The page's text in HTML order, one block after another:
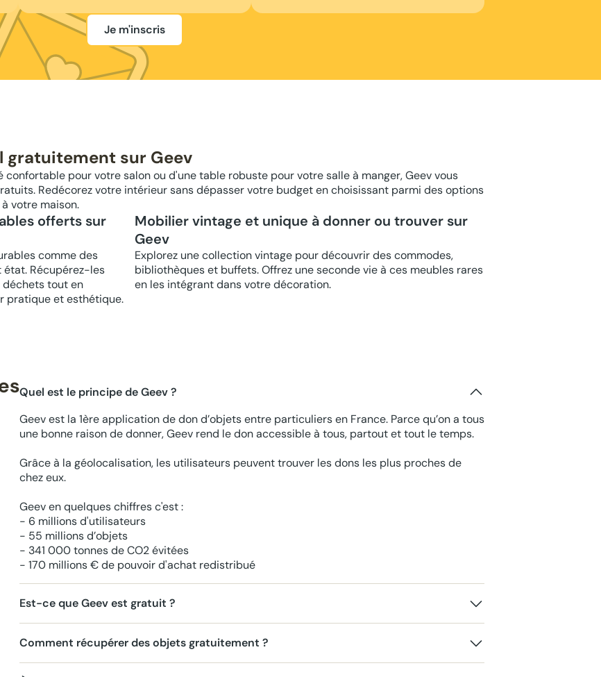
Je m'inscris
gratuitement sur Geev
confortable pour votre salon ou d'une table robuste pour votre salle à manger, Geev vous
Redécorez votre intérieur sans dépasser votre budget en choisissant parmi des options
votre maison.
offerts sur
comme des
état. Récupérez-les
tout en
pratique et esthétique.
Mobilier vintage et unique à donner ou trouver sur
Geev
Explorez une collection vintage pour découvrir des commodes,
bibliothèques et buffets. Offrez une seconde vie à ces meubles rares
en les intégrant dans votre décoration.
Quel est le principe de Geev ?
Geev est la 1ère application de don d’objets entre particuliers en France. Parce qu’on a tous
une bonne raison de donner, Geev rend le don accessible à tous, partout et tout le temps.
Grâce à la géolocalisation, les utilisateurs peuvent trouver les dons les plus proches de
chez eux.
Geev en quelques chiffres c'est :
- 6 millions d'utilisateurs
- 55 millions d’objets
- 341 000 tonnes de CO2 évitées
- 170 millions € de pouvoir d'achat redistribué
Est-ce que Geev est gratuit ?
Comment récupérer des objets gratuitement ?